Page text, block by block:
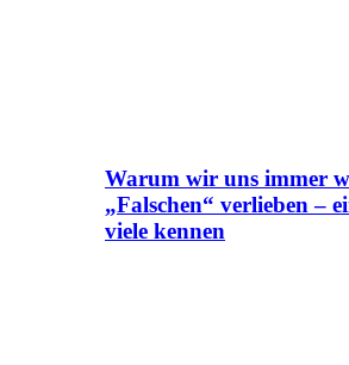
Warum wir uns immer
„Falschen“ verlieben –
viele kennen